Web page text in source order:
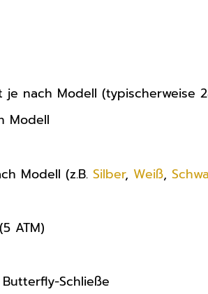
je nach Modell (typischerweise
Modell
Modell (z.B.Silber, Weiß,
ATM)
Schließe